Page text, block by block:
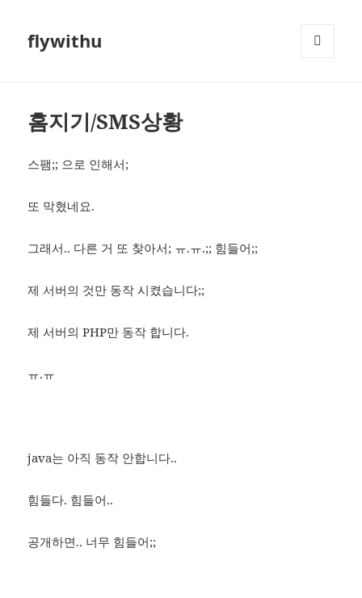
flywithu
홈지기/SMS상황
스팸;; 으로 인해서;
또 막혔네요.
그래서.. 다른 거 또 찾아서; ㅠ.ㅠ.;; 힘들어;;
제 서버의 것만 동작 시켰습니다;;
제 서버의 PHP만 동작 합니다.
ㅠ.ㅠ
java는 아직 동작 안합니다..
힘들다. 힘들어..
공개하면.. 너무 힘들어;;